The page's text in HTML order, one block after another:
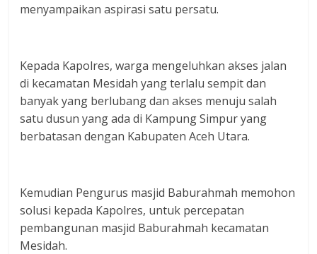
menyampaikan aspirasi satu persatu.
Kepada Kapolres, warga mengeluhkan akses jalan
di kecamatan Mesidah yang terlalu sempit dan
banyak yang berlubang dan akses menuju salah
satu dusun yang ada di Kampung Simpur yang
berbatasan dengan Kabupaten Aceh Utara.
Kemudian Pengurus masjid Baburahmah memohon
solusi kepada Kapolres, untuk percepatan
pembangunan masjid Baburahmah kecamatan
Mesidah.